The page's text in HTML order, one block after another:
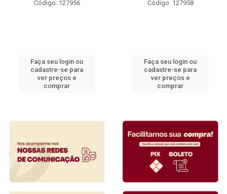
Código: 127956
Faça seu login ou
cadastre-se para
ver preços e
comprar
Código: 127958
Faça seu login ou
cadastre-se para
ver preços e
comprar